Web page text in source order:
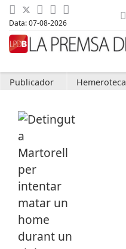
Data: 07-08-2026
Publicador Hemeroteca